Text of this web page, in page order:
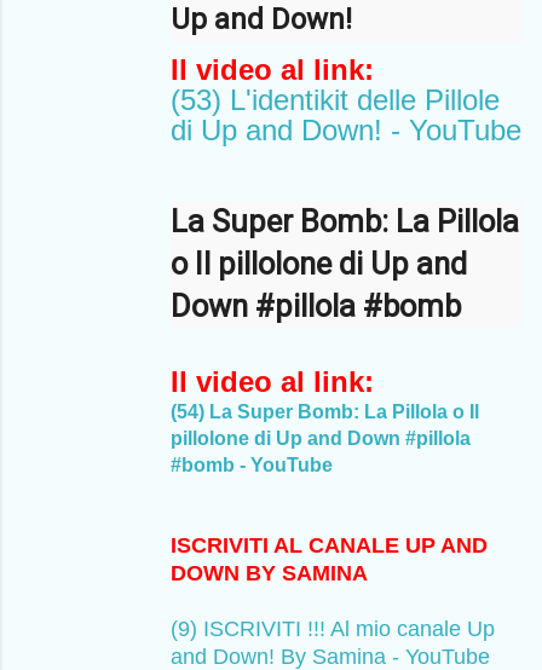
Up and Down!
Il video al link:
(53) L'identikit delle Pillole
di Up and Down! - YouTube
La Super Bomb: La Pillola
o Il pillolone di Up and
Down #pillola #bomb
Il video al link:
(54) La Super Bomb: La Pillola o Il
pillolone di Up and Down #pillola
#bomb - YouTube
ISCRIVITI AL CANALE UP AND
DOWN BY SAMINA
(9) ISCRIVITI !!! Al mio canale Up
and Down! By Samina - YouTube